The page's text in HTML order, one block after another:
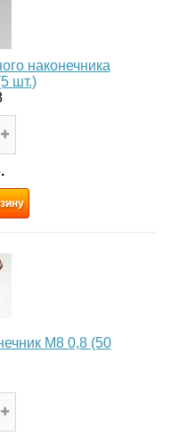
наконечника
шт.)
М8 0,8 (50